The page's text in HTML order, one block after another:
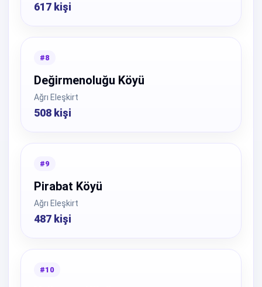
617 kişi
#8
Değirmenoluğu Köyü
Ağrı Eleşkirt
508 kişi
#9
Pirabat Köyü
Ağrı Eleşkirt
487 kişi
#10